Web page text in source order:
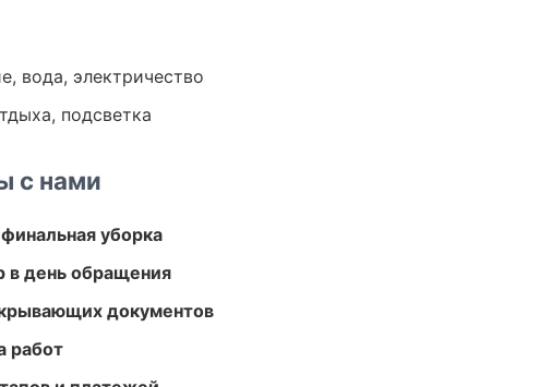
вода, электричество
подсветка
с нами
уборка
в день обращения
документов
работ